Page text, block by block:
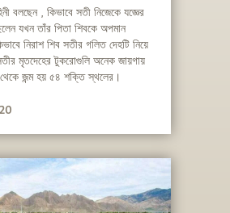
নিরাশ শিব সতীর গলিত দেহটি নিয়ে
মৃতদেহের টুকরোগুলি অনেক জায়গায়
জন্ম হয় ৫৪ শক্তি স্থলের।